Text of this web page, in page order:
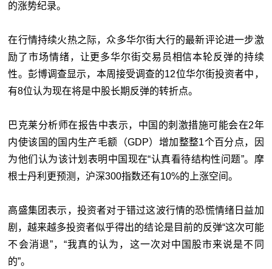
的涨势纪录。
在行情持续火热之际，众多华尔街大行的最新评论进一步激
励了市场情绪，让更多华尔街交易员相信本轮反弹的持续
性。彭博调查显示，本周接受调查的12位华尔街投资者中，
有8位认为现在将是中股长期反弹的转折点。
巴克莱分析师在报告中表示，中国的刺激措施可能会在2年
内使该国的国内生产毛额（GDP）增加整整1个百分点，因
为他们认为该计划表明中国现在“认真看待结构性问题”。摩
根士丹利更预测，沪深300指数还有10%的上涨空间。
高盛集团表示，投资者对于错过这波行情的恐慌情绪日益加
剧，越来越多投资者似乎得出的结论是目前的反弹“这次可能
不会消退”，“我真的认为，这一次对中国股市来说是不同
的”。